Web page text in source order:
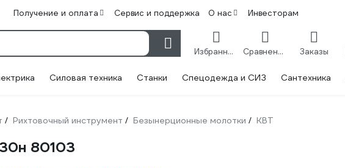
Получение и оплата Сервис и поддержка О нас Инвесторам
Избранное Сравнение Заказы
Силовая техника Станки Спецодежда и СИЗ Сантехника
/ Рихтовочный инструмент / Безынерционные молотки / КВТ
80103